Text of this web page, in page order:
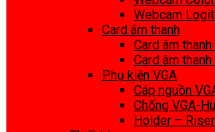
Webcam
Card âm thanh
Card âm thanh
Card âm thanh
Phụ kiện VGA
Cáp nguồn
Chống VGA-
Holder –